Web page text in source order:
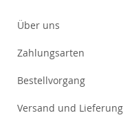
Über uns
Zahlungsarten
Bestellvorgang
Versand und Lieferung